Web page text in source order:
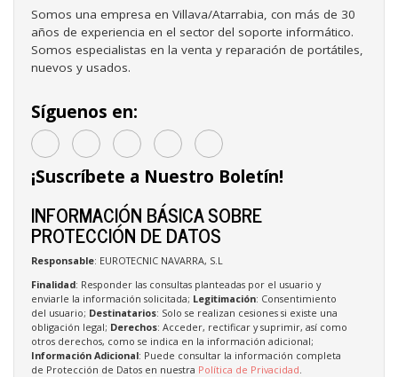
Somos una empresa en Villava/Atarrabia, con más de 30
años de experiencia en el sector del soporte informático.
Somos especialistas en la venta y reparación de portátiles,
nuevos y usados.
Síguenos en:
¡Suscríbete a Nuestro Boletín!
INFORMACIÓN BÁSICA SOBRE
PROTECCIÓN DE DATOS
Responsable: EUROTECNIC NAVARRA, S.L
Finalidad: Responder las consultas planteadas por el usuario y
enviarle la información solicitada; Legitimación: Consentimiento
del usuario; Destinatarios: Solo se realizan cesiones si existe una
obligación legal; Derechos: Acceder, rectificar y suprimir, así como
otros derechos, como se indica en la información adicional;
Información Adicional: Puede consultar la información completa
de Protección de Datos en nuestra Política de Privacidad